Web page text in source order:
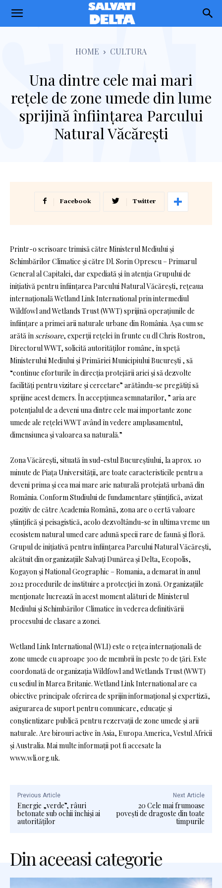
Salvati
HOME CULTURA
Una dintre cele mai mari
rețele de zone umede din lume
sprijină înființarea Parcului
Natural Văcărești
Facebook Twitter
Printr-o scrisoare trimisă către Ministerul Mediului și
Schimbărilor Climatice și către Dl. Sorin Oprescu – Primarul
General al Capitalei, dar expediată și în atenția Grupului de
inițiativă pentru înființarea Parcului Natural Văcărești, rețeaua
internațională Wetland Link International prin intermediul
Wildfowl and Wetlands Trust (WWT) sprijină operațiunile de
înființare a primei arii naturale urbane din România. Așa cum se
arătă în scrisoare, experții rețelei în frunte cu dl Chris Rostron,
Directorul WWT, solicită autorităților române, în speță
Ministerului Mediului și Primăriei Municipiului București , să
“continue eforturile în direcția protejării ariei și să dezvolte
facilități pentru vizitare și cercetare” arătându-se pregătiți să
sprijine acest demers. În accepțiunea semnatarilor, ” aria are
potențialul de a deveni una dintre cele mai importante zone
umede ale rețelei WWT având în vedere amplasamentul,
dimensiunea și valoarea sa naturală.”
Zona Văcărești, situată în sud-estul Bucureștiului, la aprox. 10
minute de Piața Universității, are toate caracteristicile pentru a
deveni prima și cea mai mare arie naturală protejată urbană din
România. Conform Studiului de fundamentare științifică, avizat
pozitiv de către Academia Română, zona are o certă valoare
științifică și peisagistică, acolo dezvoltându-se în ultima vreme un
ecosistem natural umed care adună specii rare de faună și floră.
Grupul de inițiativă pentru înființarea Parcului Natural Văcărești,
alcătuit din organizațiile Salvați Dunărea și Delta, Ecopolis,
Kogayon și National Geographic – Romania, a demarat în anul
2012 procedurile de instituire a protecției în zonă. Organizațiile
menționate lucrează în acest moment alături de Ministerul
Mediului și Schimbărilor Climatice în vederea definitivării
procesului de clasare a zonei.
Wetland Link International (WLI) este o rețea internațională de
zone umede cu aproape 300 de membrii în peste 70 de țări. Este
coordonată de organizația Wildfowl and Wetlands Trust (WWT)
cu sediul în Marea Britanie. Wetland Link International are ca
obiective principale oferirea de sprijin informațional și expertiză,
asigurarea de suport pentru comunicare, educație și
conștientizare publică pentru rezervații de zone umede și arii
naturale. Are birouri active în Asia, Europa America, Vestul Africii
și Australia. Mai multe informații pot fi accesate la
www.wli.org.uk.
Previous Article
Energie „verde”, râuri
betonate sub ochii închiși ai
autorităților
Next Article
20 Cele mai frumoase
povești de dragoste din toate
timpurile
Din aceeasi categorie